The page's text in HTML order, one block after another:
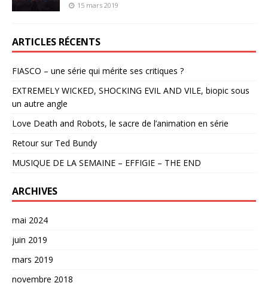
15 mars 2019
ARTICLES RÉCENTS
FIASCO – une série qui mérite ses critiques ?
EXTREMELY WICKED, SHOCKING EVIL AND VILE, biopic sous
un autre angle
Love Death and Robots, le sacre de l’animation en série
Retour sur Ted Bundy
MUSIQUE DE LA SEMAINE – EFFIGIE – THE END
ARCHIVES
mai 2024
juin 2019
mars 2019
novembre 2018